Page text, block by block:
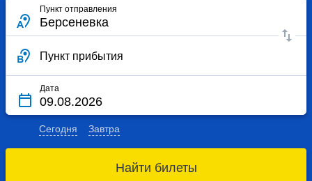
Пункт отправления
Пункт прибытия
Дата
Сегодня Завтра
Найти билеты